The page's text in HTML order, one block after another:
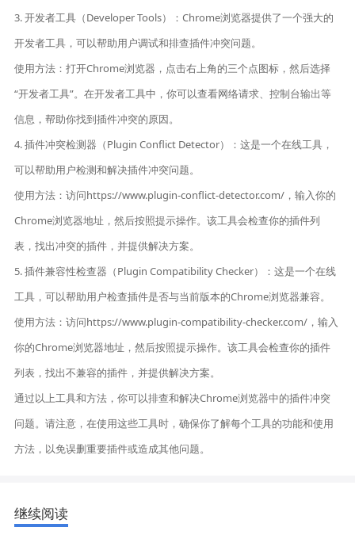
3. 开发者工具（Developer Tools）：Chrome浏览器提供了一个强大的
开发者工具，可以帮助用户调试和排查插件冲突问题。
使用方法：打开Chrome浏览器，点击右上角的三个点图标，然后选择
“开发者工具”。在开发者工具中，你可以查看网络请求、控制台输出等
信息，帮助你找到插件冲突的原因。
4. 插件冲突检测器（Plugin Conflict Detector）：这是一个在线工具，
可以帮助用户检测和解决插件冲突问题。
使用方法：访问https://www.plugin-conflict-detector.com/，输入你的
Chrome浏览器地址，然后按照提示操作。该工具会检查你的插件列
表，找出冲突的插件，并提供解决方案。
5. 插件兼容性检查器（Plugin Compatibility Checker）：这是一个在线
工具，可以帮助用户检查插件是否与当前版本的Chrome浏览器兼容。
使用方法：访问https://www.plugin-compatibility-checker.com/，输入
你的Chrome浏览器地址，然后按照提示操作。该工具会检查你的插件
列表，找出不兼容的插件，并提供解决方案。
通过以上工具和方法，你可以排查和解决Chrome浏览器中的插件冲突
问题。请注意，在使用这些工具时，确保你了解每个工具的功能和使用
方法，以免误删重要插件或造成其他问题。
继续阅读